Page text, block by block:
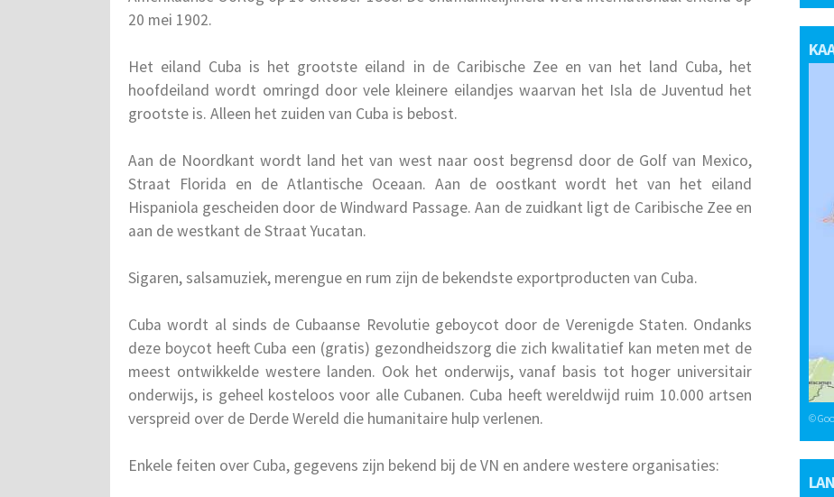
20 mei 1902.
Het eiland Cuba is het grootste eiland in de Caribische Zee en van het land Cuba, het
hoofdeiland wordt omringd door vele kleinere eilandjes waarvan het Isla de Juventud het
grootste is. Alleen het zuiden van Cuba is bebost.
Aan de Noordkant wordt land het van west naar oost begrensd door de Golf van Mexico,
Straat Florida en de Atlantische Oceaan. Aan de oostkant wordt het van het eiland
Hispaniola gescheiden door de Windward Passage. Aan de zuidkant ligt de Caribische Zee en
aan de westkant de Straat Yucatan.
Sigaren, salsamuziek, merengue en rum zijn de bekendste exportproducten van Cuba.
Cuba wordt al sinds de Cubaanse Revolutie geboycot door de Verenigde Staten. Ondanks
deze boycot heeft Cuba een (gratis) gezondheidszorg die zich kwalitatief kan meten met de
meest ontwikkelde westere landen. Ook het onderwijs, vanaf basis tot hoger universitair
onderwijs, is geheel kosteloos voor alle Cubanen. Cuba heeft wereldwijd ruim 10.000 artsen
verspreid over de Derde Wereld die humanitaire hulp verlenen.
Enkele feiten over Cuba, gegevens zijn bekend bij de VN en andere westere organisaties:
©